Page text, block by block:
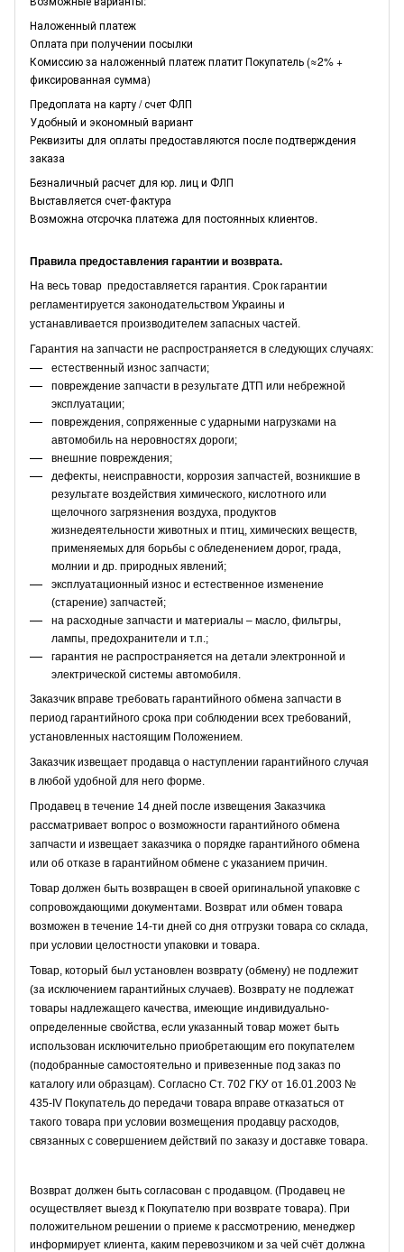
Наложенный платеж
Оплата при получении посылки
Комиссию за наложенный платеж платит Покупатель (≈2% +
фиксированная сумма)
Предоплата на карту / счет ФЛП
Удобный и экономный вариант
Реквизиты для оплаты предоставляются после подтверждения
заказа
Безналичный расчет для юр. лиц и ФЛП
Выставляется счет-фактура
Возможна отсрочка платежа для постоянных клиентов.
Правила предоставления гарантии и возврата.
На весь товар предоставляется гарантия. Срок гарантии
регламентируется законодательством Украины и
устанавливается производителем запасных частей.
Гарантия на запчасти не распространяется в следующих случаях:
естественный износ запчасти;
повреждение запчасти в результате ДТП или небрежной
эксплуатации;
повреждения, сопряженные с ударными нагрузками на
автомобиль на неровностях дороги;
внешние повреждения;
дефекты, неисправности, коррозия запчастей, возникшие в
результате воздействия химического, кислотного или
щелочного загрязнения воздуха, продуктов
жизнедеятельности животных и птиц, химических веществ,
применяемых для борьбы с обледенением дорог, града,
молнии и др. природных явлений;
эксплуатационный износ и естественное изменение
(старение) запчастей;
на расходные запчасти и материалы – масло, фильтры,
лампы, предохранители и т.п.;
гарантия не распространяется на детали электронной и
электрической системы автомобиля.
Заказчик вправе требовать гарантийного обмена запчасти в
период гарантийного срока при соблюдении всех требований,
установленных настоящим Положением.
Заказчик извещает продавца о наступлении гарантийного случая
в любой удобной для него форме.
Продавец в течение 14 дней после извещения Заказчика
рассматривает вопрос о возможности гарантийного обмена
запчасти и извещает заказчика о порядке гарантийного обмена
или об отказе в гарантийном обмене с указанием причин.
Товар должен быть возвращен в своей оригинальной упаковке с
сопровождающими документами. Возврат или обмен товара
возможен в течение 14-ти дней со дня отгрузки товара со склада,
при условии целостности упаковки и товара.
Товар, который был установлен возврату (обмену) не подлежит
(за исключением гарантийных случаев). Возврату не подлежат
товары надлежащего качества, имеющие индивидуально-
определенные свойства, если указанный товар может быть
использован исключительно приобретающим его покупателем
(подобранные самостоятельно и привезенные под заказ по
каталогу или образцам). Согласно Ст. 702 ГКУ от 16.01.2003 №
435-IV Покупатель до передачи товара вправе отказаться от
такого товара при условии возмещения продавцу расходов,
связанных с совершением действий по заказу и доставке товара.
Возврат должен быть согласован с продавцом. (Продавец не
осуществляет выезд к Покупателю при возврате товара). При
положительном решении о приеме к рассмотрению, менеджер
информирует клиента, каким перевозчиком и за чей счёт должна